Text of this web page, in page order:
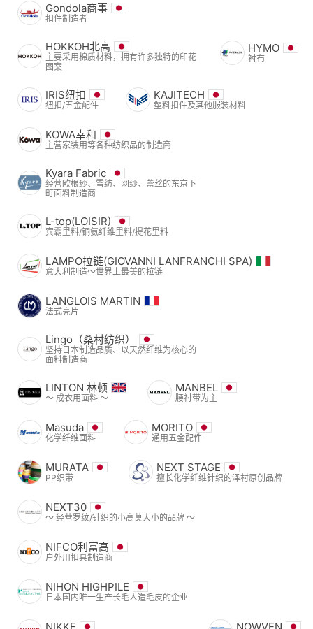
Gondola商事
扣件制造者
HOKKOH北高
主要采用棉质材料，拥有许多独特的印花
图案
HYMO
衬布
IRIS纽扣
纽扣/五金配件
KAJITECH
塑料扣件及其他服装材料
KOWA幸和
主营家装用等各种纺织品的制造商
Kyara Fabric
经营欧根纱、雪纺、网纱、蕾丝的东京下
町面料制造商
L-top(LOISIR)
宾霸里料/铜氨纤维里料/提花里料
LAMPO拉链(GIOVANNI LANFRANCHI SPA)
意大利制造～世界上最美的拉链
LANGLOIS MARTIN
法式亮片
Lingo（桑村纺织）
坚持日本制造品质、以天然纤维为核心的
面料制造商
LINTON 林顿
〜 成衣用面料 〜
MANBEL
腰衬带为主
Masuda
化学纤维面料
MORITO
通用五金配件
MURATA
PP织带
NEXT STAGE
擅长化学纤维针织的泽村原创品牌
NEXT30
〜 经营罗纹/针织的小高莫大小的品牌 〜
NIFCO利富高
户外用扣具制造商
NIHON HIGHPILE
日本国内唯一生产长毛人造毛皮的企业